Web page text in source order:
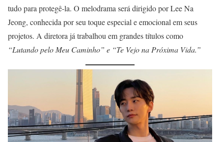
tudo para protegê-la. O melodrama será dirigido por Lee Na
Jeong, conhecida por seu toque especial e emocional em seus
projetos. A diretora já trabalhou em grandes títulos como
“Lutando pelo Meu Caminho” e “Te Vejo na Próxima Vida.”